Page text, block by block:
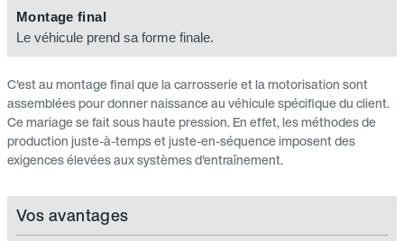
Montage final
Le véhicule prend sa forme finale.
C'est au montage final que la carrosserie et la motorisation sont
assemblées pour donner naissance au véhicule spécifique du client.
Ce mariage se fait sous haute pression. En effet, les méthodes de
production juste-à-temps et juste-en-séquence imposent des
exigences élevées aux systèmes d'entraînement.
Vos avantages